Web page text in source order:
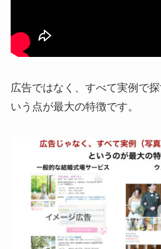
広告ではなく、すべて実例で
いう点が最大の特徴です。